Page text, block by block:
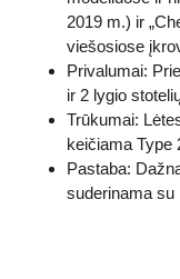
2019 m.) ir
viešosiose
Privalumai:
ir 2 lygio
Trūkumai:
keičiama Type
Pastaba:
suderinama su